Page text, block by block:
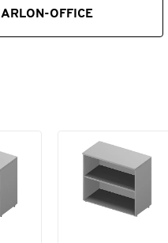
ARLON-OFFICE